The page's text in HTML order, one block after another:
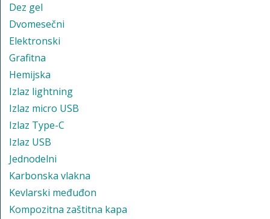
Dez gel
Dvomesečni
Elektronski
Grafitna
Hemijska
Izlaz lightning
Izlaz micro USB
Izlaz Type-C
Izlaz USB
Jednodelni
Karbonska vlakna
Kevlarski međuđon
Kompozitna zaštitna kapa